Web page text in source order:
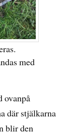
med
ovanpå
där stjälkarna
blir den